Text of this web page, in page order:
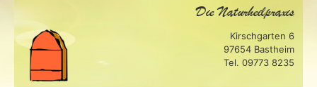
Die Naturheilpraxis
Kirschgarten 6
97654 Bastheim
Tel. 09773 8235